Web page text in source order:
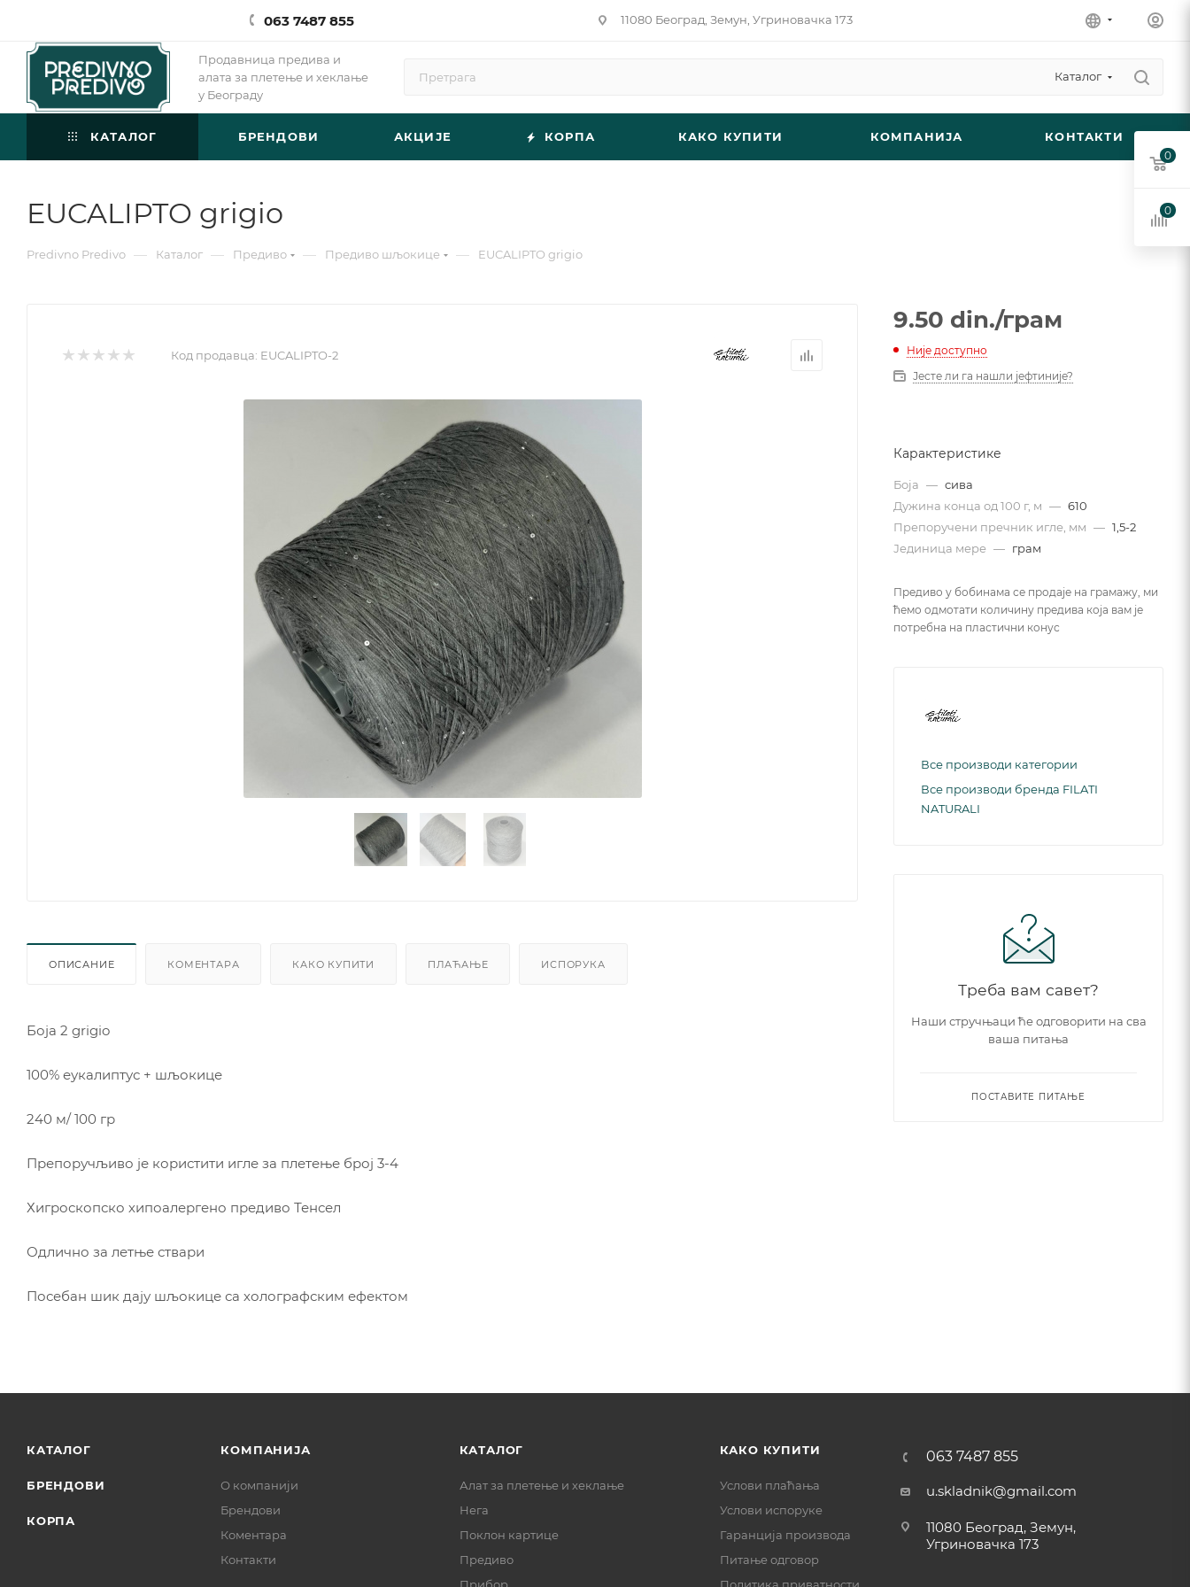
063 7487 855 11080 Београд, Земун, Угриновачка 173
Продавница предива и
алата за плетење и хеклање
у Београду
Каталог
КАТАЛОГ БРЕНДОВИ АКЦИЈЕ КОРПА КАКО КУПИТИ КОМПАНИЈА КОНТАКТИ
EUCALIPTO grigio
Predivno Predivo — Каталог — Предиво — Предиво шљокице — EUCALIPTO grigio
Код продавца: EUCALIPTO-2
ОПИСАНИЕ КОМЕНТАРА КАКО КУПИТИ ПЛАЋАЊЕ ИСПОРУКА
Боjа 2 grigio
100% еукалиптус + шљокице
240 м/ 100 гр
Препоручљиво је користити игле за плетење број 3-4
Хигроскопско хипоалергено предиво Тенсел
Одлично за летње ствари
Посебан шик дају шљокице са холографским ефектом
9.50 din./грам
Није доступно
Јесте ли га нашли јефтиније?
Карактеристике
Боја — сива
Дужина конца од 100 г, м — 610
Препоручени пречник игле, мм — 1,5-2
Јединица мере — грам
Предиво у бобинама се продаје на грамажу, ми
ћемо одмотати количину предива која вам је
потребна на пластични конус
Все производи категории
Все производи бренда FILATI
NATURALI
Треба вам савет?
Наши стручњаци ће одговорити на сва
ваша питања
ПОСТАВИТЕ ПИТАЊЕ
КАТАЛОГ
БРЕНДОВИ
КОРПА
КОМПАНИЈА
О компанији
Брендови
Коментара
Контакти
КАТАЛОГ
Алат за плетење и хеклање
Нега
Поклон картице
Предиво
КАКО КУПИТИ
Услови плаћања
Услови испоруке
Гаранција производа
Питање одговор
063 7487 855
u.skladnik@gmail.com
11080 Београд, Земун,
Угриновачка 173
0
0